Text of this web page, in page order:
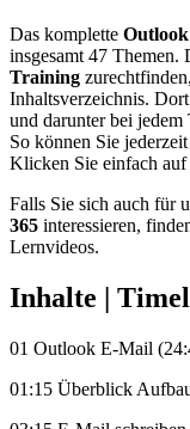
Das komplette
insgesamt 47 Themen.
Training
Inhaltsverzeichnis.
und darunter bei jedem
So können Sie
Klicken Sie einfach
Falls Sie sich auch für
365 interessieren,
Lernvideos.
Inhalte |
01 Outlook E-Mail
01:15 Überblick